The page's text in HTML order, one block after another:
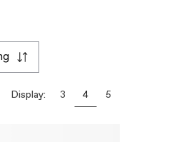
Display: 3 4 5